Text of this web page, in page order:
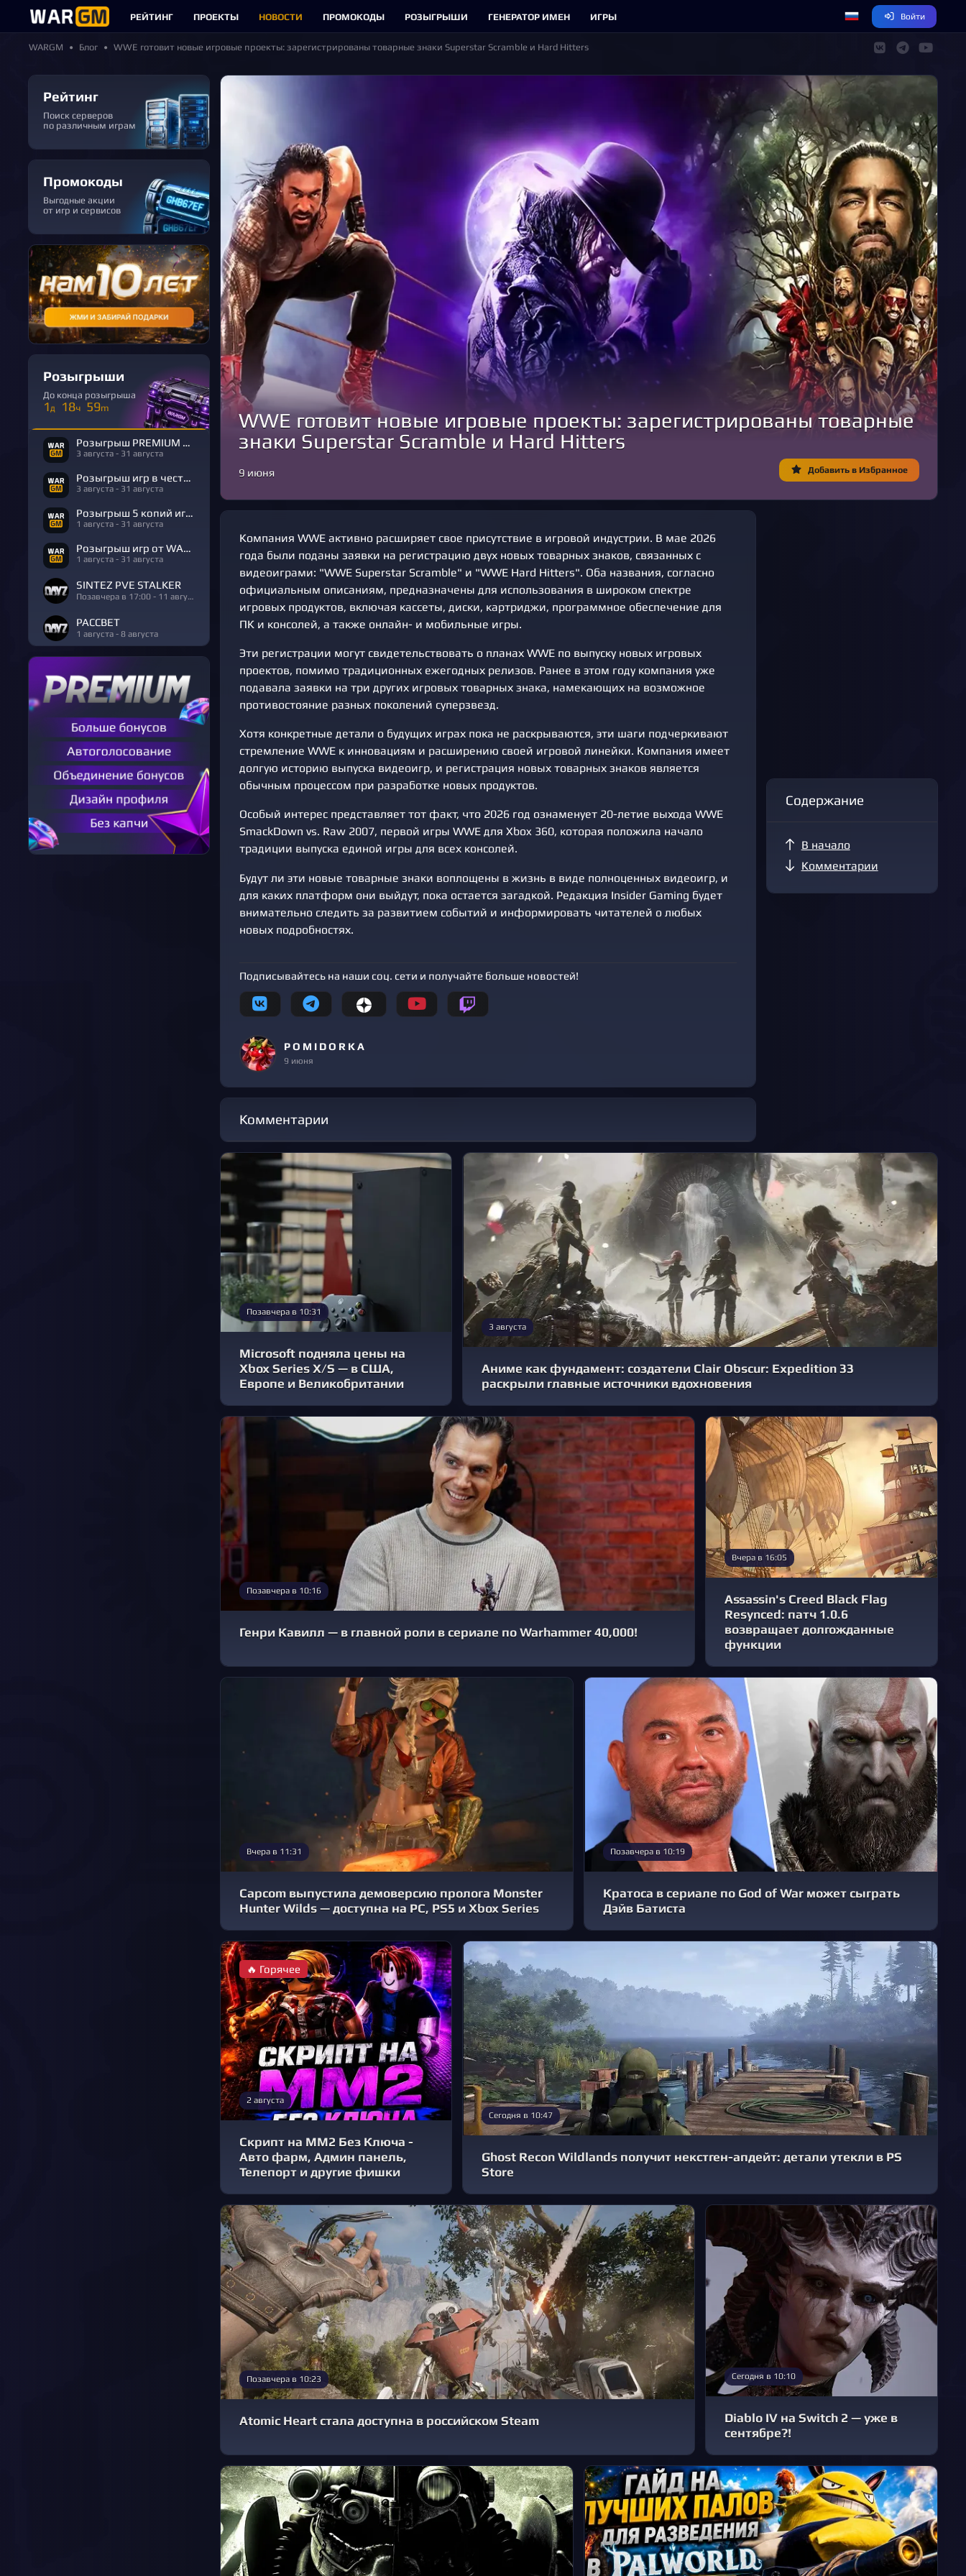
РЕЙТИНГ ПРОЕКТЫ НОВОСТИ ПРОМОКОДЫ РОЗЫГРЫШИ ГЕНЕРАТОР ИМЕН ИГРЫ Войти
WARGM Блог WWE готовит новые игровые проекты: зарегистрированы товарные знаки Superstar Scramble и Hard Hitters
Рейтинг
Поиск серверов
по различным играм
Промокоды
Выгодные акции
от игр и сервисов
Розыгрыши
До конца розыгрыша
1д 18ч 59m
Розыгрыш PREMIUM в честь Дня Рождения
3 августа - 31 августа
Розыгрыш игр в честь Дня Рождения
3 августа - 31 августа
Розыгрыш 5 копий игры R.E.P.O.
1 августа - 31 августа
Розыгрыш игр от WARGM
1 августа - 31 августа
SINTEZ PVE STALKER
Позавчера в 17:00 - 11 августа
РАССВЕТ
1 августа - 8 августа
WWE готовит новые игровые проекты: зарегистрированы товарные
знаки Superstar Scramble и Hard Hitters
Добавить в Избранное
9 июня
Компания WWE активно расширяет свое присутствие в игровой индустрии. В мае 2026
года были поданы заявки на регистрацию двух новых товарных знаков, связанных с
видеоиграми: "WWE Superstar Scramble" и "WWE Hard Hitters". Оба названия, согласно
официальным описаниям, предназначены для использования в широком спектре
игровых продуктов, включая кассеты, диски, картриджи, программное обеспечение для
ПК и консолей, а также онлайн- и мобильные игры.
Эти регистрации могут свидетельствовать о планах WWE по выпуску новых игровых
проектов, помимо традиционных ежегодных релизов. Ранее в этом году компания уже
подавала заявки на три других игровых товарных знака, намекающих на возможное
противостояние разных поколений суперзвезд.
Хотя конкретные детали о будущих играх пока не раскрываются, эти шаги подчеркивают
стремление WWE к инновациям и расширению своей игровой линейки. Компания имеет
долгую историю выпуска видеоигр, и регистрация новых товарных знаков является
обычным процессом при разработке новых продуктов.
Особый интерес представляет тот факт, что 2026 год ознаменует 20-летие выхода WWE
SmackDown vs. Raw 2007, первой игры WWE для Xbox 360, которая положила начало
традиции выпуска единой игры для всех консолей.
Будут ли эти новые товарные знаки воплощены в жизнь в виде полноценных видеоигр, и
для каких платформ они выйдут, пока остается загадкой. Редакция Insider Gaming будет
внимательно следить за развитием событий и информировать читателей о любых
новых подробностях.
Подписывайтесь на наши соц. сети и получайте больше новостей!
P O M I D O R K A
9 июня
Комментарии
Содержание
В начало
Комментарии
Позавчера в 10:31
Microsoft подняла цены на
Xbox Series X/S — в США,
Европе и Великобритании
3 августа
Аниме как фундамент: создатели Clair Obscur: Expedition 33
раскрыли главные источники вдохновения
Позавчера в 10:16
Генри Кавилл — в главной роли в сериале по Warhammer 40,000!
Вчера в 16:05
Assassin's Creed Black Flag
Resynced: патч 1.0.6
возвращает долгожданные
функции
Вчера в 11:31
Capcom выпустила демоверсию пролога Monster
Hunter Wilds — доступна на PC, PS5 и Xbox Series
Позавчера в 10:19
Кратоса в сериале по God of War может сыграть
Дэйв Батиста
🔥 Горячее
2 августа
Скрипт на ММ2 Без Ключа -
Авто фарм, Админ панель,
Телепорт и другие фишки
Сегодня в 10:47
Ghost Recon Wildlands получит некстген-апдейт: детали утекли в PS
Store
Позавчера в 10:23
Atomic Heart стала доступна в российском Steam
Сегодня в 10:10
Diablo IV на Switch 2 — уже в
сентябре?!